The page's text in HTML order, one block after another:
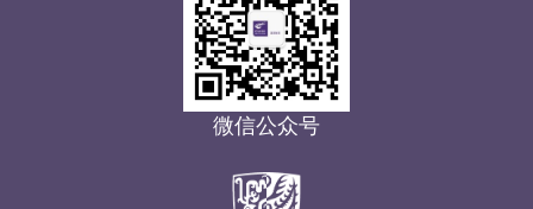
微信公众号